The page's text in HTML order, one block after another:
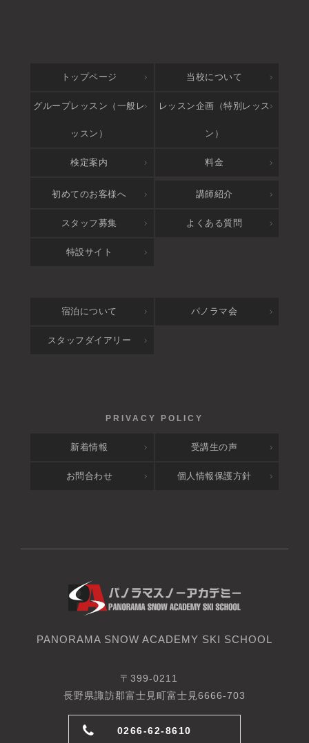
トップページ 当校について
グループレッスン（一般レ
ッスン）
レッスン企画（特別レッス
ン）
検定案内 料金
アクセス
初めてのお客様へ 講師紹介
スタッフ募集 よくある質問
特設サイト
宿泊について パノラマ会
スタッフダイアリー
新着情報 受講生の声
お問合わせ 個人情報保護方針
PANORAMA SNOW ACADEMY SKI SCHOOL
〒399-0211
長野県諏訪郡富士見町富士見6666-703
0266-62-8610